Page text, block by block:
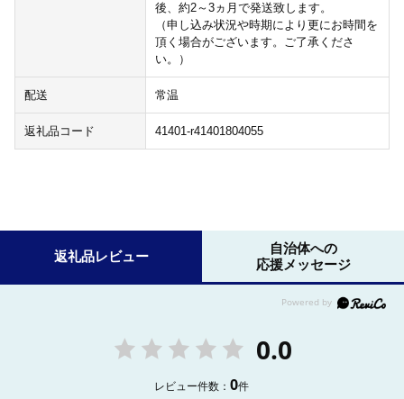
後、約2～3ヵ月で発送致します。
（申し込み状況や時期により更にお時間を
頂く場合がございます。ご了承くださ
い。）
配送 常温
返礼品コード 41401-r41401804055
返礼品レビュー
自治体への
応援メッセージ
0.0
レビュー件数：0件